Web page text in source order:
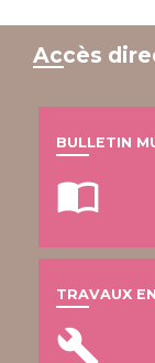
Accès
BULLETIN
import_contacts
TRAVAUX
build